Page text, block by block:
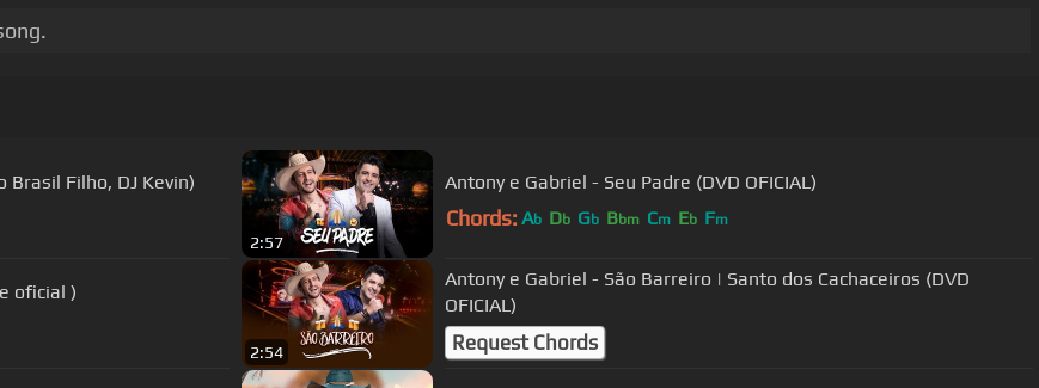
Brasil Filho, DJ Kevin)
2:57
Antony e Gabriel - Seu Padre (DVD OFICIAL)
Chords: Ab Db Gb Bbm Cm Eb Fm
oficial )
2:54
Antony e Gabriel - São Barreiro | Santo dos Cachaceiros (DVD
OFICIAL)
Request Chords